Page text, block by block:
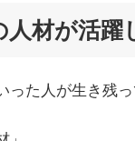
材が活躍
った人が生き残